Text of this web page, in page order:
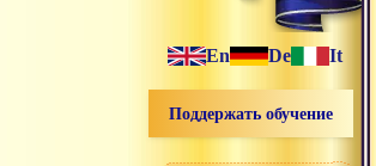
En De It
Поддержать обучение